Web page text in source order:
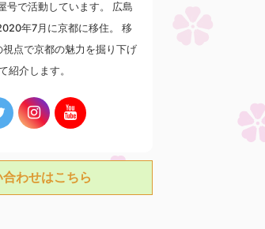
行列に参列
神社の祭神
魂を祀る、
より遣わさ
の祭神も素
です。神幸
形を首に吊
先導する形
形が無けれ
も動かして
到着なくし
疫病が蔓延
むことにな
壬生にある元祇園 梛神社で棒振り
囃子の奉納を行います。 実は綾傘
鉾の囃子方は壬生の壬生六斎念仏
講中が担当しているため、そのご
150cmもの長い棒を振り回す所作
があります。 当日の巡行では遠く
が、今回の元祇園 梛神社での奉納
記事を見る
号で活動しています。 広島
年7月に京都に移住。 移
点で京都の魅力を掘り下げ
紹介します。
合わせはこちら